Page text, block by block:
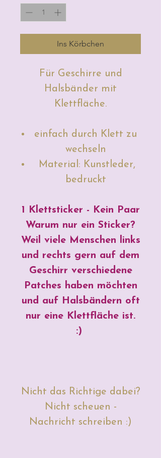
Ins Körbchen
Für Geschirre und
Halsbänder mit
Klettfläche.
einfach durch Klett zu
wechseln
Material: Kunstleder,
bedruckt
1 Klettsticker - Kein Paar
Warum nur ein Sticker?
Weil viele Menschen links
und rechts gern auf dem
Geschirr verschiedene
Patches haben möchten
und auf Halsbändern oft
nur eine Klettfläche ist.
:)
Nicht das Richtige dabei?
Nicht scheuen -
Nachricht schreiben :)